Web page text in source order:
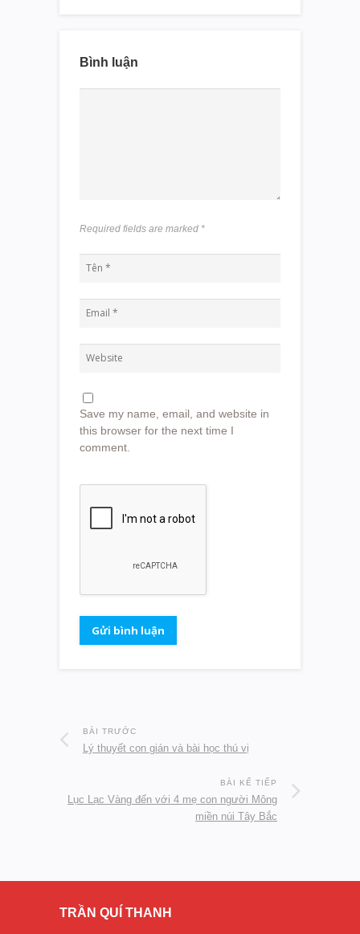
Bình luận
Required fields are marked *
Save my name, email, and website in
this browser for the next time I
comment.
BÀI TRƯỚC
Lý thuyết con gián và bài học thú vị
BÀI KẾ TIẾP
Lục Lạc Vàng đến với 4 mẹ con người Mông
miền núi Tây Bắc
TRẦN QUÍ THANH